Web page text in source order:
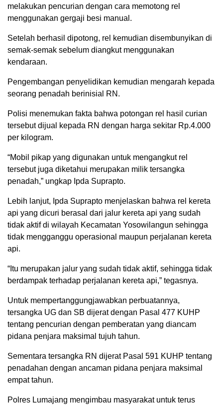
melakukan pencurian dengan cara memotong rel
menggunakan gergaji besi manual.
Setelah berhasil dipotong, rel kemudian disembunyikan di
semak-semak sebelum diangkut menggunakan
kendaraan.
Pengembangan penyelidikan kemudian mengarah kepada
seorang penadah berinisial RN.
Polisi menemukan fakta bahwa potongan rel hasil curian
tersebut dijual kepada RN dengan harga sekitar Rp.4.000
per kilogram.
“Mobil pikap yang digunakan untuk mengangkut rel
tersebut juga diketahui merupakan milik tersangka
penadah,” ungkap Ipda Suprapto.
Lebih lanjut, Ipda Suprapto menjelaskan bahwa rel kereta
api yang dicuri berasal dari jalur kereta api yang sudah
tidak aktif di wilayah Kecamatan Yosowilangun sehingga
tidak mengganggu operasional maupun perjalanan kereta
api.
“Itu merupakan jalur yang sudah tidak aktif, sehingga tidak
berdampak terhadap perjalanan kereta api,” tegasnya.
Untuk mempertanggungjawabkan perbuatannya,
tersangka UG dan SB dijerat dengan Pasal 477 KUHP
tentang pencurian dengan pemberatan yang diancam
pidana penjara maksimal tujuh tahun.
Sementara tersangka RN dijerat Pasal 591 KUHP tentang
penadahan dengan ancaman pidana penjara maksimal
empat tahun.
Polres Lumajang mengimbau masyarakat untuk terus